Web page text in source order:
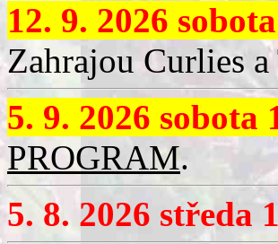
12. 9. 2026
Zahrajou Curlies a
5. 9. 2026 sobota
PROGRAM.
5. 8. 2026 středa